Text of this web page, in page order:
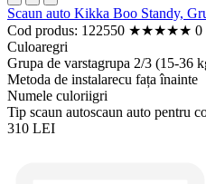
Scaun auto Kikka Boo Standy,
Cod produs: 122550 ★★★★★ 0
Culoaregri
Grupa de varstagrupa 2/3 (15-36
Metoda de instalarecu fața înainte
Numele culoriigri
Tip scaun autoscaun auto pentru
310 LEI